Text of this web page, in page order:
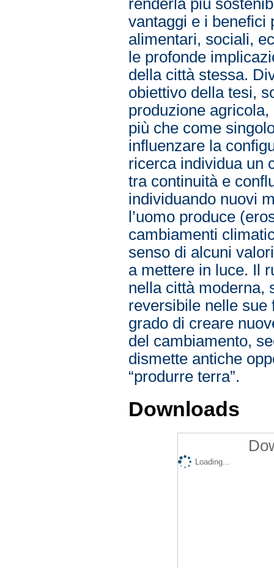
renderla più
vantaggi e i benefici
alimentari, sociali,
le profonde
della città stessa.
obiettivo della tesi,
produzione
più che come
influenzare la
ricerca individua un
tra continuità e
individuando nuovi
l’uomo produce
cambiamenti
senso di alcuni
a mettere in luce. Il
nella città moderna,
reversibile nelle sue
grado di creare
del cambiamento,
dismette antiche
“produrre terra”.
Downloads
Loading...